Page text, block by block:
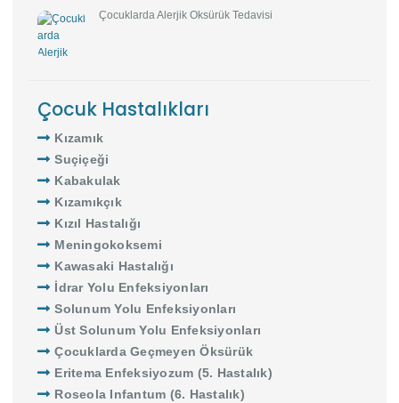
Çocuklarda Alerjik Öksürük Tedavisi
Çocuk Hastalıkları
Kızamık
Suçiçeği
Kabakulak
Kızamıkçık
Kızıl Hastalığı
Meningokoksemi
Kawasaki Hastalığı
İdrar Yolu Enfeksiyonları
Solunum Yolu Enfeksiyonları
Üst Solunum Yolu Enfeksiyonları
Çocuklarda Geçmeyen Öksürük
Eritema Enfeksiyozum (5. Hastalık)
Roseola Infantum (6. Hastalık)